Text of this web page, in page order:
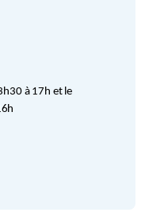
à 17h et le